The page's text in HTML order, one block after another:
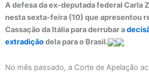
A defesa da ex-deputada federal Carla
nesta sexta-feira (10) que apresentou
Cassação da Itália para derrubar a
extradiçãodela para o Brasil.
No mês passado, a Corte de Apelação